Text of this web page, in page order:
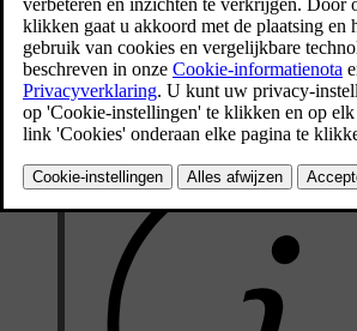
Sommige updates zijn alleen verkrijgbaar bij
erkende Volvo-werkplaats. Je hoeft hiervoor
maken, aangezien deze updates worden
reguliere onderhoudsbezoek en andere